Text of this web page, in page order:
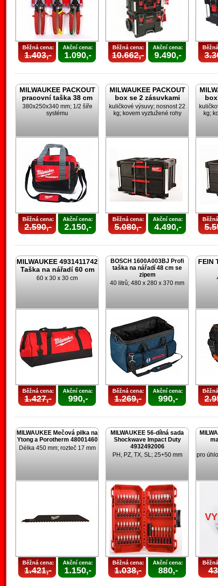
Běžná cena:
1.403,-
Akční cena:
1.090,-
Běžná cena:
10.662,-
Akční cena:
9.490,-
MILWAUKEE PACKOUT
pracovní taška 38 cm
380x250x340 mm; 1/2 šíře
systému
Běžná cena:
2.590,-
Akční cena:
2.150,-
MILWAUKEE PACKOUT
box se 2 zásuvkami
kuličkové výsuvy; nosnost 22
kg; kovem vyztužené rohy
Běžná cena:
5.080,-
Akční cena:
4.490,-
kg;
MILWAUKEE 4931411742
Taška na nářadí 60 cm
60 x 30 x 30 cm
Běžná cena:
1.427,-
Akční cena:
990,-
BOSCH 1600A003BJ Profi
taška na nářadí 48 cm se
zipem
40 litrů; 480 x 280 x 370 mm
Běžná cena:
1.269,-
Akční cena:
990,-
FEIN
MILWAUKEE Mečová pilka na
Ytong a Porotherm 48001460
Délka 450 mm; rozteč 17 mm
Běžná cena:
1.421,-
Akční cena:
1.150,-
MILWAUKEE 56-dílná sada
Shockwave Impact Duty
4932492006
PH, PZ, TX, SL; 25+50 mm
Běžná cena:
1.038,-
Akční cena:
880,-
pro